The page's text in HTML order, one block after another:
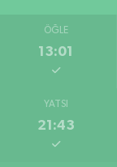
ÖĞLE
13:01
YATSI
21:43